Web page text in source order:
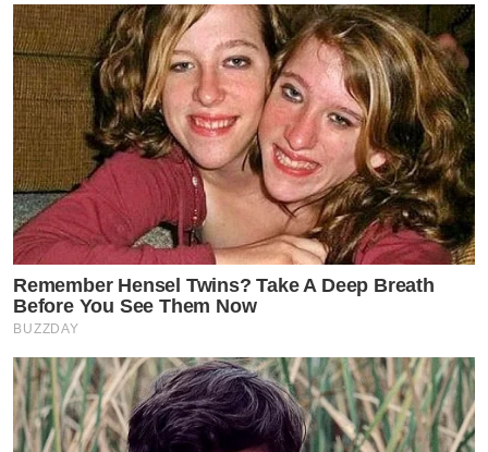
Remember Hensel Twins? Take A Deep Breath
Before You See Them Now
BUZZDAY